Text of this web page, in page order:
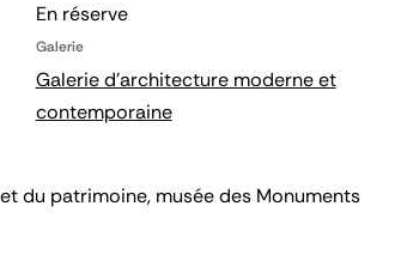
En réserve
Galerie
Galerie d'architecture moderne et
contemporaine
du patrimoine, musée des Monuments